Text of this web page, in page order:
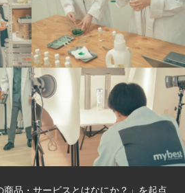
商品・サービスとはなにか？」を起点